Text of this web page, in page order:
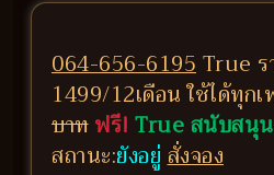
064-656-6195True ร
1499/12เดือน ใช้ได้ทุก
บาทฟรี! True สนับสนุ
สถานะ:ยังอยู่สั่งจอง